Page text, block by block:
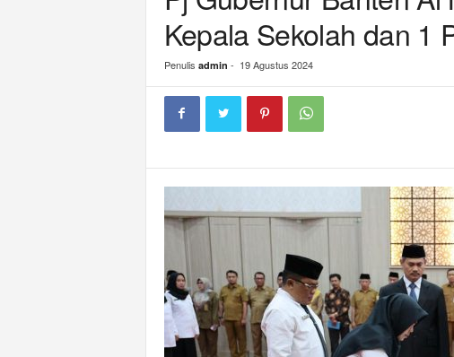
Kepala Sekolah dan 1
Penulis admin - 19 Agustus 2024